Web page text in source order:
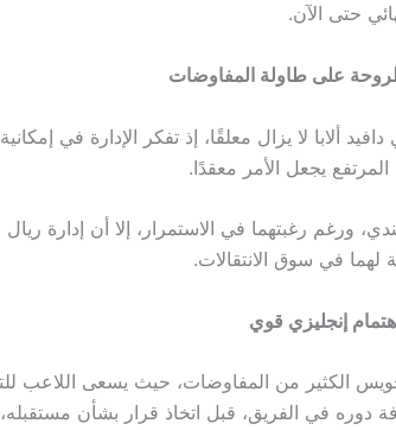
حتى الآن.
على طاولة المفاوضات
ألابا لا يزال معلقًا، إذ تفكر الإدارة في
يجعل الأمر معقدًا.
ورغم رغبتهما في الاستمرار، إلا أن إدارة ريال
في سوق الانتقالات.
إنجليزي قوي
الكثير من المفاوضات، حيث يسعى اللاعب
دوره في الفريق، قبل اتخاذ قرار بشأن